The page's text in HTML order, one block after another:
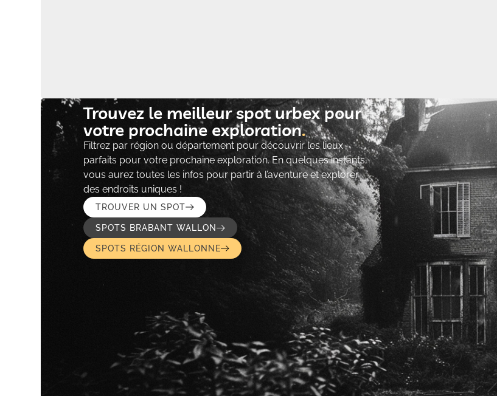
Trouvez le meilleur spot urbex pour
votre prochaine exploration​
Filtrez par région ou département pour découvrir les lieux
parfaits pour votre prochaine exploration. En quelques instants,
vous aurez toutes les infos pour partir à l’aventure et explorer
des endroits uniques !
TROUVER UN SPOT
SPOTS BRABANT WALLON
SPOTS RÉGION WALLONNE